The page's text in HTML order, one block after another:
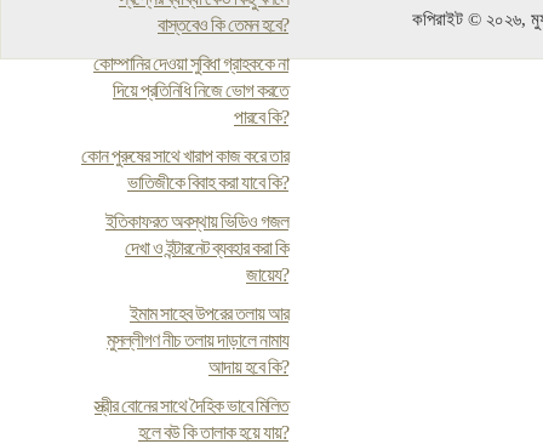
বাস্তবেও কি তেমন হবে?
কোম্পানির দেওয়া সুবিধা গ্রাহককে না
দিয়ে প্রতিনিধি নিজে ভোগ করতে
পারবে কি?
কোন পুরুষের সাথে খারাপ কাজ করে তার
ভাতিজীকে বিবাহ করা যাবে কি?
ইতিকাফরত অবস্থায় ভিডিও গজল
দেখা ও ইন্টারনেট ব্যবহার করা কি
জায়েয?
ইমাম সাহেব উপরের তলায় আর
মুসল্লীগণ নীচ তলায় দাড়ালে নামায
আদায় হবে কি?
স্ত্রীর বোনের সাথে দৈহিক ভাবে মিলিত
হলে বউ কি তালাক হয়ে যায়?
কপিরাইট © ২০২৬,